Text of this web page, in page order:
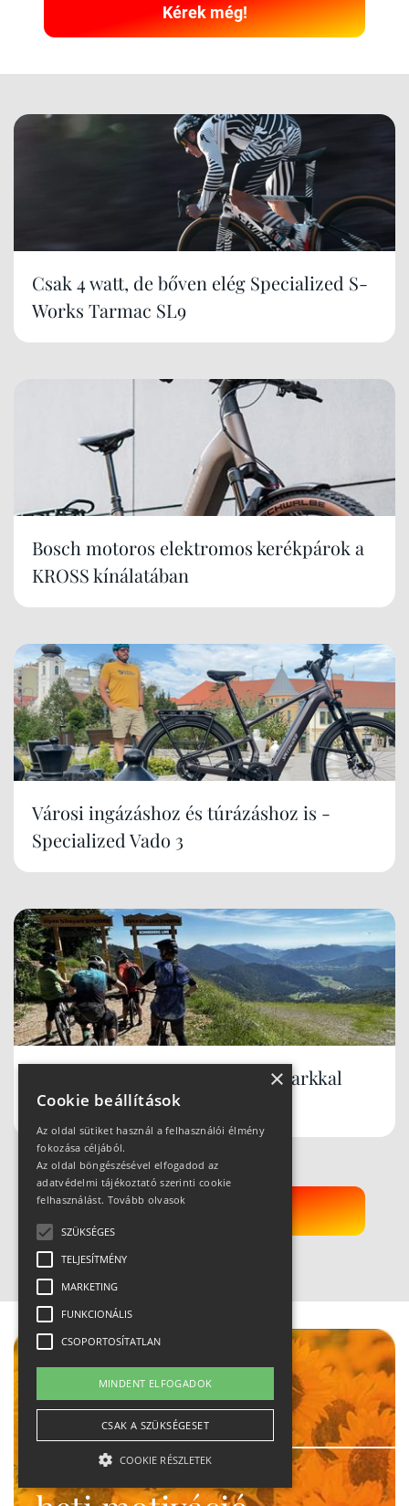
Kérek még!
Csak 4 watt, de bőven elég Specialized S-
Works Tarmac SL9
Bosch motoros elektromos kerékpárok a
KROSS kínálatában
Városi ingázáshoz és túrázáshoz is -
Specialized Vado 3
Alsó-Ausztria már három bikeparkkal
csábít
Kérek még!
35 630címzett
×
Cookie beállítások
Az oldal sütiket használ a felhasználói élmény
fokozása céljából.
Az oldal böngészésével elfogadod az
adatvédelmi tájékoztató szerinti cookie
felhasználást. Tovább olvasok
SZÜKSÉGES
TELJESÍTMÉNY
MARKETING
FUNKCIONÁLIS
CSOPORTOSÍTATLAN
MINDENT ELFOGADOK
CSAK A SZÜKSÉGESET
COOKIE RÉSZLETEK